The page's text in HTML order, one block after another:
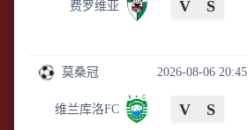
费罗维亚 V S
2026-08-06 20:45
莫桑冠
维兰库洛FC V S